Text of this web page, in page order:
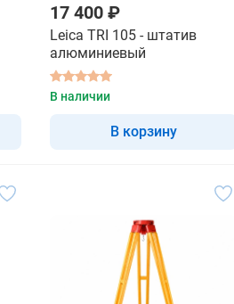
17 400 ₽
Leica TRI 105 - штатив
алюминиевый
В наличии
В корзину